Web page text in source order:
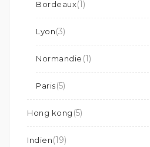
Bordeaux(1)
Lyon(3)
Normandie (1)
Paris(5)
Hong kong (5)
Indien(19)